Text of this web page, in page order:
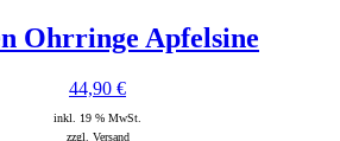
Ohrringe Apfelsine
44,90 €
inkl. 19 % MwSt.
zzgl. Versand